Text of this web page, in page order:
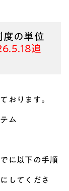
度の単位
追
おります。
ム
に以下の手順
してくださ